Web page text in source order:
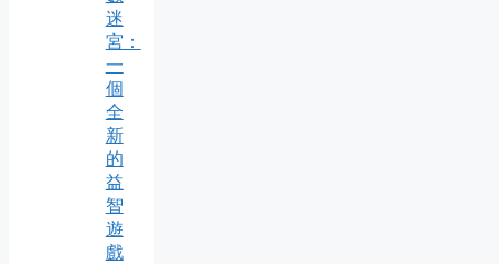
迷
宮：
一
個
全
新
的
益
智
遊
戲